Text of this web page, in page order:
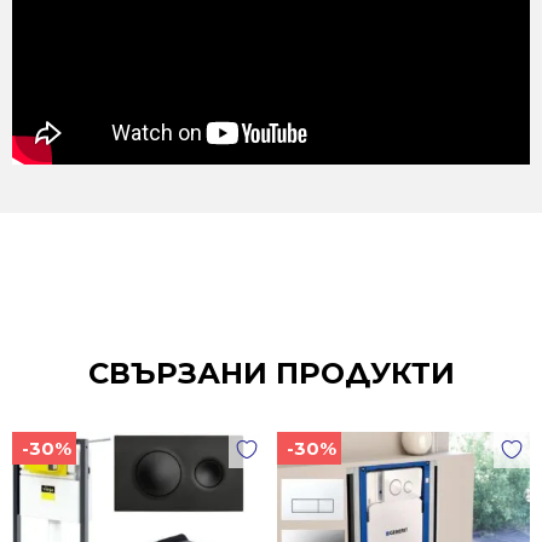
СВЪРЗАНИ ПРОДУКТИ
-30% -30%